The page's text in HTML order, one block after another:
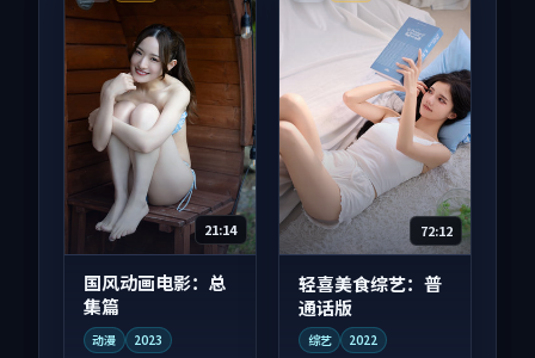
21:14
国风动画电影：总
集篇
动漫 2023
72:12
轻喜美食综艺：普
通话版
综艺 2022